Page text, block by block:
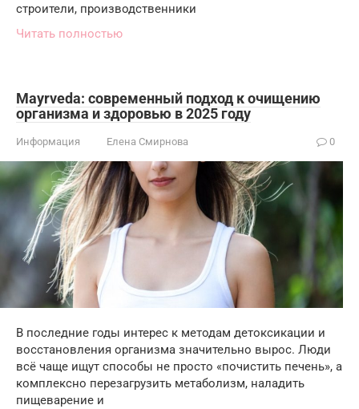
строители, производственники
Читать полностью
Mayrveda: современный подход к очищению
организма и здоровью в 2025 году
Информация Елена Смирнова 0
В последние годы интерес к методам детоксикации и
восстановления организма значительно вырос. Люди
всё чаще ищут способы не просто «почистить печень», а
комплексно перезагрузить метаболизм, наладить
пищеварение и